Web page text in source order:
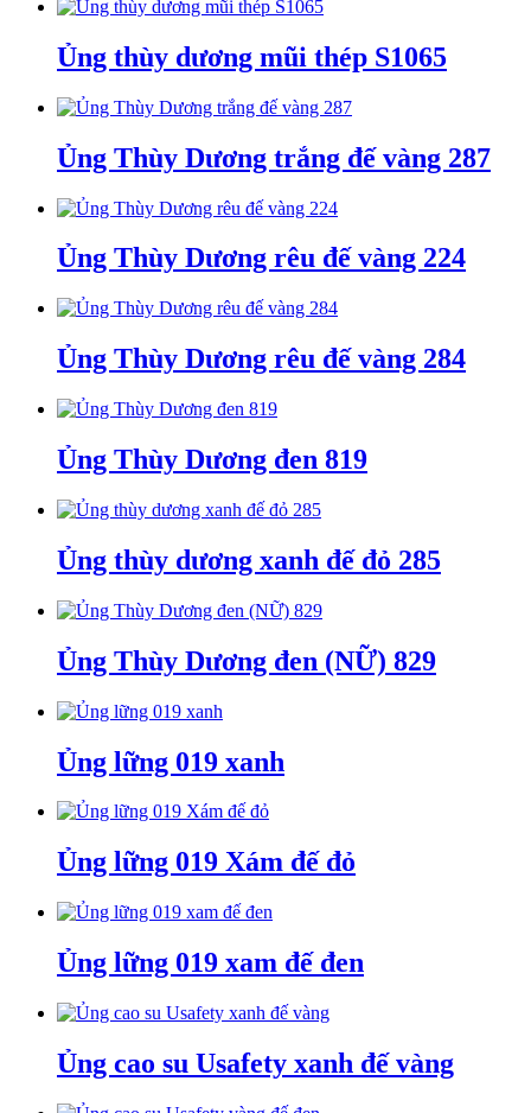
Ủng thùy dương mũi thép S1065
Ủng Thùy Dương trắng đế vàng 287
Ủng Thùy Dương rêu đế vàng 224
Ủng Thùy Dương rêu đế vàng 284
Ủng Thùy Dương đen 819
Ủng thùy dương xanh đế đỏ 285
Ủng Thùy Dương đen (NỮ) 829
Ủng lững 019 xanh
Ủng lững 019 Xám đế đỏ
Ủng lững 019 xam đế đen
Ủng cao su Usafety xanh đế vàng